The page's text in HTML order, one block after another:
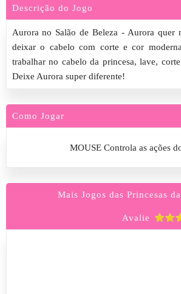
Descrição do Jogo
Aurora no Salão de Beleza - Aurora quer
deixar o cabelo com corte e cor
trabalhar no cabelo da princesa, lave,
Deixe Aurora super diferente!
Como Jogar
MOUSE Controla as ações
Mais Jogos das Princesas
Avalie